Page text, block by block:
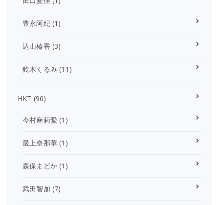
豊永阿紀(1)
込山榛香 (3)
鈴木くるみ (11)
HKT (96)
今村麻莉愛 (1)
最上奈那華 (1)
森保まどか (1)
武田智加 (7)